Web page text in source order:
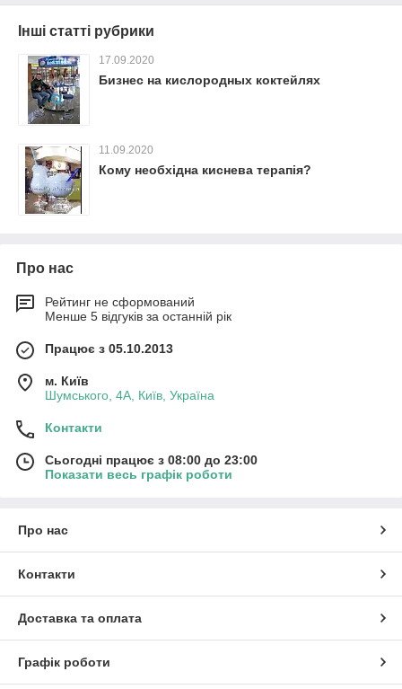
Інші статті рубрики
17.09.2020
Бизнес на кислородных коктейлях
11.09.2020
Кому необхідна киснева терапія?
Про нас
Рейтинг не сформований
Менше 5 відгуків за останній рік
Працює з 05.10.2013
м. Київ
Шумського, 4А, Київ, Україна
Контакти
Сьогодні працює з 08:00 до 23:00
Показати весь графік роботи
Про нас
Контакти
Доставка та оплата
Графік роботи